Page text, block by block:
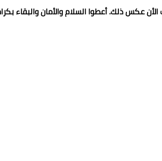
عكس ذلك. أعطوا السلام والأمان والبقاء